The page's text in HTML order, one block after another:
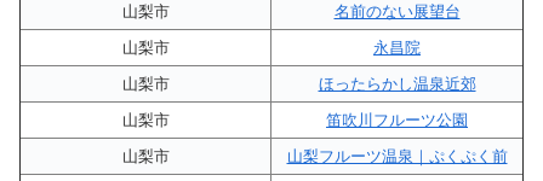
山梨市
名前のない展望台
山梨市
永昌院
山梨市
ほったらかし温泉近郊
山梨市
笛吹川フルーツ公園
山梨市
山梨フルーツ温泉｜ぷくぷく前